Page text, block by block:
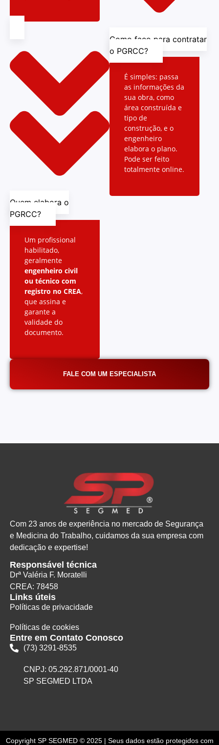
Quem elabora o
PGRCC?
Um profissional
habilitado,
geralmente
engenheiro civil
ou técnico com
registro no CREA,
que assina e
garante a
validade do
documento.
Como faço para contratar
o PGRCC?
É simples: passa
as informações da
sua obra, como
área construída e
tipo de
construção, e o
engenheiro
elabora o plano.
Pode ser feito
totalmente online.
FALE COM UM ESPECIALISTA
Com 23 anos de experiência no mercado de Segurança
e Medicina do Trabalho, cuidamos da sua empresa com
dedicação e expertise!
Responsável técnica
Drª Valéria F. Moratelli
CREA: 78458
Links úteis
Políticas de privacidade
Políticas de cookies
Entre em Contato Conosco
(73) 3291-8535
CNPJ: 05.292.871/0001-40
SP SEGMED LTDA
Copyright SP SEGMED © 2025 | Seus dados estão protegidos com